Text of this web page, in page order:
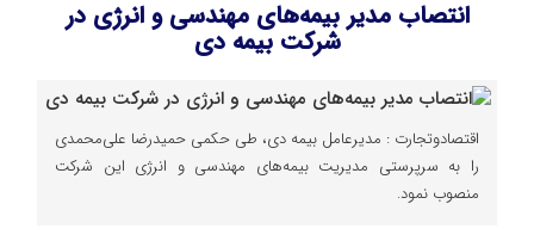
انتصاب مدیر بیمه‌های مهندسی و انرژی در
شرکت بیمه دی
اقتصادوتجارت : مدیرعامل بیمه دی، طی حکمی حمیدرضا علی‌محمدی
را به سرپرستی مدیریت بیمه‌های مهندسی و انرژی این شرکت
منصوب نمود.